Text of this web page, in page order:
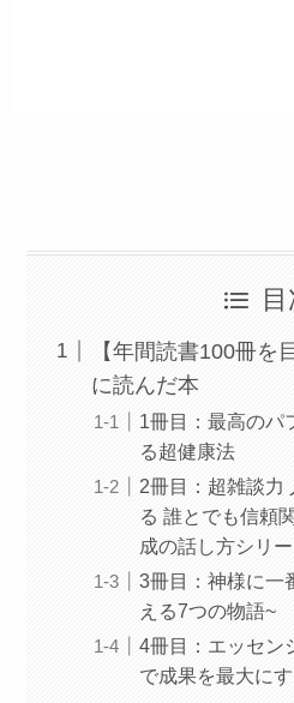
【年間読書100冊を
に読んだ本
1冊目：最高のパ
る超健康法
2冊目：超雑談力
る 誰とでも信頼
成の話し方シリ
3冊目：神様に一
える7つの物語~
4冊目：エッセン
で成果を最大に